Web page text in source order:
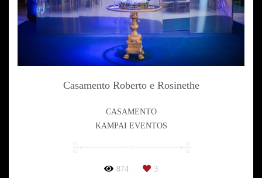
Casamento Roberto e Rosinethe
CASAMENTO
KAMPAI EVENTOS
874 3